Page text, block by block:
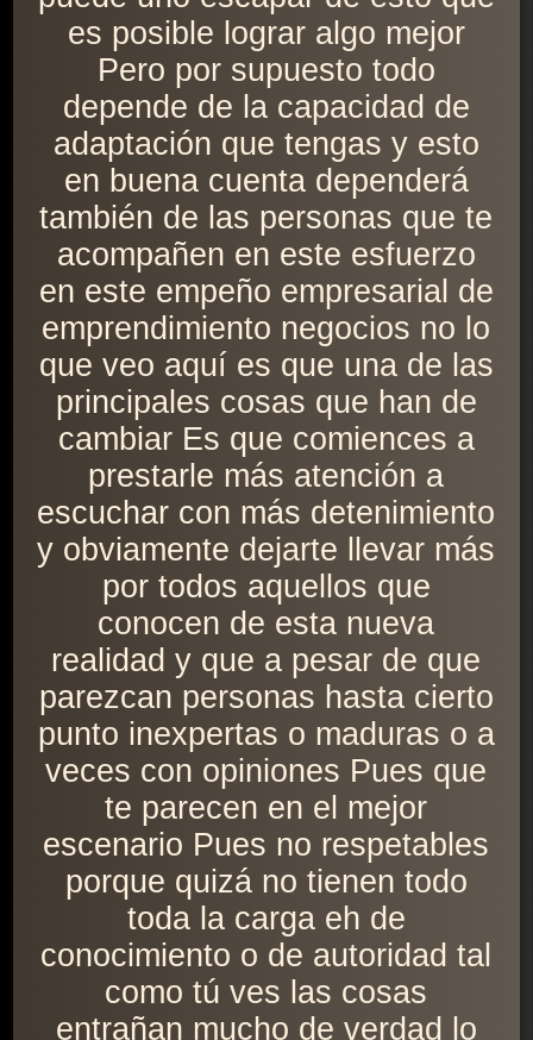
es posible lograr algo mejor
Pero por supuesto todo
depende de la capacidad de
adaptación que tengas y esto
en buena cuenta dependerá
también de las personas que te
acompañen en este esfuerzo
en este empeño empresarial de
emprendimiento negocios no lo
que veo aquí es que una de las
principales cosas que han de
cambiar Es que comiences a
prestarle más atención a
escuchar con más detenimiento
y obviamente dejarte llevar más
por todos aquellos que
conocen de esta nueva
realidad y que a pesar de que
parezcan personas hasta cierto
punto inexpertas o maduras o a
veces con opiniones Pues que
te parecen en el mejor
escenario Pues no respetables
porque quizá no tienen todo
toda la carga eh de
conocimiento o de autoridad tal
como tú ves las cosas
entrañan mucho de verdad lo